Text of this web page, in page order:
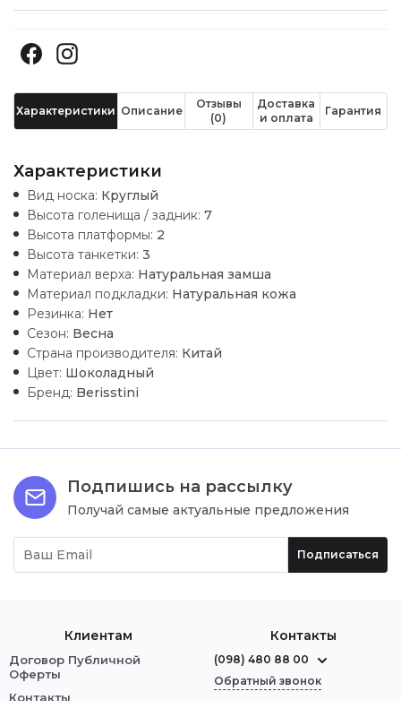
Характеристики Описание
Отзывы
(0)
Доставка
и оплата
Гарантия
Характеристики
Вид носка: Круглый
Высота голенища / задник: 7
Высота платформы: 2
Высота танкетки: 3
Материал верха: Натуральная замша
Материал подкладки: Натуральная кожа
Резинка: Нет
Сезон: Весна
Страна производителя: Китай
Цвет: Шоколадный
Бренд: Berisstini
Подпишись на рассылку
Получай самые актуальные предложения
Подписаться
Клиентам
Договор Публичной
Оферты
Контакты
Контакты
(098) 480 88 00
Обратный звонок